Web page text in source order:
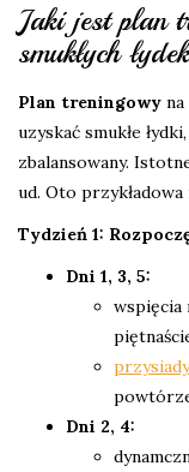
Jaki jest plan
smukłych
Plan treningowy
uzyskać smukłe
zbalansowany.
ud. Oto
Tydzień 1:
Dni 1, 3, 5:
wspięcia
Dni 2, 4: